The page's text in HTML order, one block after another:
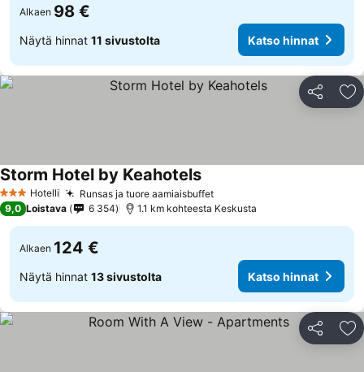
Alkaen 98 €
Näytä hinnat 11 sivustolta Katso hinnat
Jaa
3 Tähtiluokitus
Hotelli Runsas ja tuore aamiaisbuffet
Storm Hotel by Keahotels
9,0 Loistava 6 354 1.1 km kohteesta Keskusta
Alkaen 124 €
Näytä hinnat 13 sivustolta Katso hinnat
Jaa